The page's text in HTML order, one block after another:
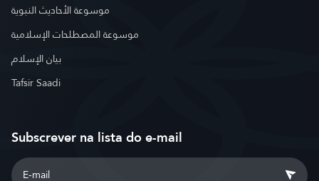
موسوعة الأحاديث النبوية
موسوعة المصطلحات الإسلامية
بيان الإسلام
Tafsir Saadi
Subscrever na lista do e-mail